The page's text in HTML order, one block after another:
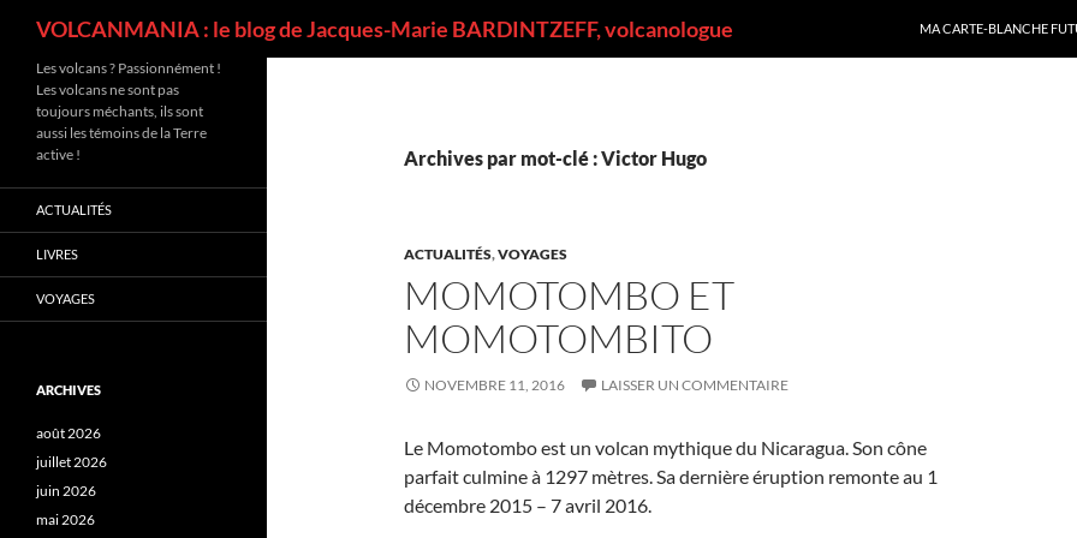
VOLCANMANIA : le blog de Jacques-Marie BARDINTZEFF, volcanologue
MA CARTE-BLANCHE
Archives par mot-clé : Victor Hugo
ACTUALITÉS,VOYAGES
MOMOTOMBO ET
MOMOTOMBITO
NOVEMBRE 11, 2016 LAISSER UN COMMENTAIRE
Le Momotombo est un volcan mythique du Nicaragua. Son cône
parfait culmine à 1297 mètres. Sa dernière éruption remonte au 1
décembre 2015 – 7 avril 2016.
Les volcans ? Passionnément !
Les volcans ne sont pas
toujours méchants, ils sont
aussi les témoins de la Terre
active !
ACTUALITÉS
LIVRES
VOYAGES
ARCHIVES
août 2026
juillet 2026
juin 2026
mai 2026